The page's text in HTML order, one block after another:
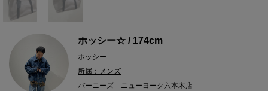
ホッシー☆ / 174cm
ホッシー
所属：メンズ
バーニーズ ニューヨーク六本木店